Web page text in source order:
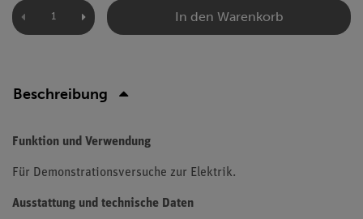
In den Warenkorb
Beschreibung
Funktion und Verwendung
Für Demonstrationsversuche zur Elektrik.
Ausstattung und technische Daten